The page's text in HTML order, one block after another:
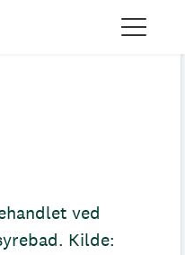
ved
Kilde: